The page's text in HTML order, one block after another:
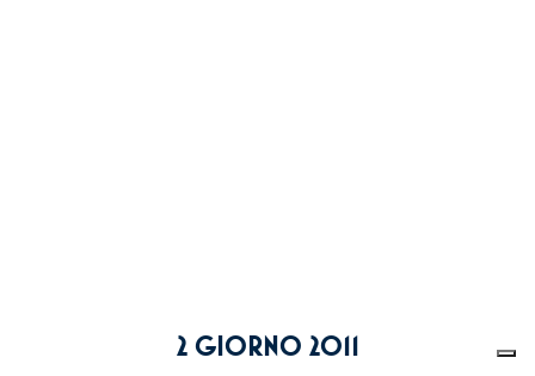
2 GIORNO 2011